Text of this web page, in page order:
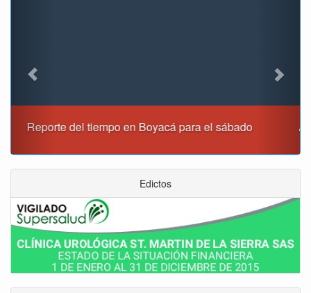
Alcaldía de Tunja y Gobernación de Boyacá firmaron
Edictos